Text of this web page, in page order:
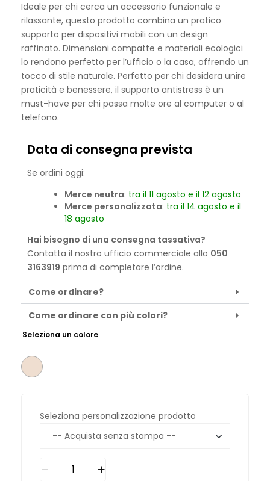
Ideale per chi cerca un accessorio funzionale e
rilassante, questo prodotto combina un pratico
supporto per dispositivi mobili con un design
raffinato. Dimensioni compatte e materiali ecologici
lo rendono perfetto per l’ufficio o la casa, offrendo un
tocco di stile naturale. Perfetto per chi desidera unire
praticità e benessere, il supporto antistress è un
must-have per chi passa molte ore al computer o al
telefono.
Data di consegna prevista
Se ordini oggi:
Merce neutra: tra il 11 agosto e il 12 agosto
Merce personalizzata: tra il 14 agosto e il
18 agosto
Hai bisogno di una consegna tassativa?
Contatta il nostro ufficio commerciale allo 050
3163919 prima di completare l’ordine.
Come ordinare?
Come ordinare con più colori?
Seleziona un colore
Seleziona personalizzazione prodotto